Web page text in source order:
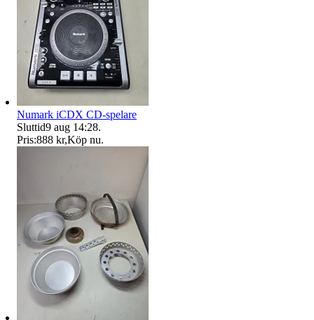
Numark iCDX CD-spelare
Sluttid9 aug 14:28.
Pris:888 kr,Köp nu.